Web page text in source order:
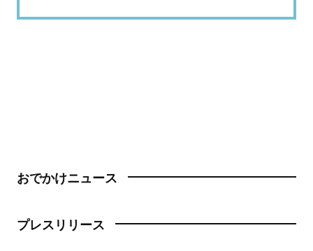
おでかけニュース
プレスリリース